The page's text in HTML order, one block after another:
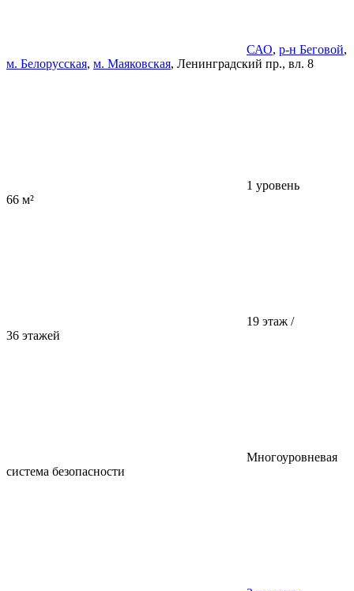
САО, р-н Беговой,
м. Белорусская, м. Маяковская, Ленинградский пр., вл. 8
1 уровень
66 м²
19 этаж /
36 этажей
Многоуровневая
система безопасности